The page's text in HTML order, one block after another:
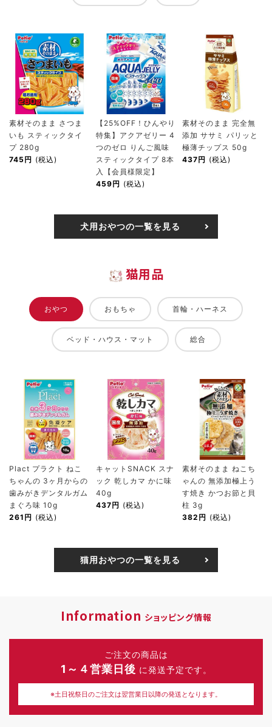
素材そのまま さつま
いも スティックタイ
プ 280g
745円 (税込)
【25%OFF！ひんやり
特集】アクアゼリー 4
つのゼロ りんご風味
スティックタイプ 8本
入【会員様限定】
459円 (税込)
素材そのまま 完全無
添加 ササミ パリッと
極薄チップス 50g
437円 (税込)
犬用おやつの一覧を見る
猫用品
おやつ おもちゃ 首輪・ハーネス
ベッド・ハウス・マット 総合
Plact プラクト ねこ
ちゃんの 3ヶ月からの
歯みがきデンタルガム
まぐろ味 10g
261円 (税込)
キャットSNACK スナ
ック 乾しカマ かに味
40g
437円 (税込)
素材そのまま ねこち
ゃんの 無添加極上う
す焼き かつお節と貝
柱 3g
382円 (税込)
猫用おやつの一覧を見る
Information ショッピング情報
ご注文の商品は
1～４営業日後 に発送予定です。
※土日祝祭日のご注文は翌営業日以降の発送となります。